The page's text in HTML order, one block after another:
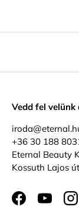
Vedd fel
+36 30 188
Eternal Beauty
Kossuth Lajos
FacebookYouTube